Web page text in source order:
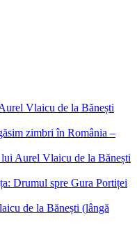
Vlaicu de la Bănești
zimbri în România –
Aurel Vlaicu de la Bănești
Drumul spre Gura Portiței
de la Bănești (lângă